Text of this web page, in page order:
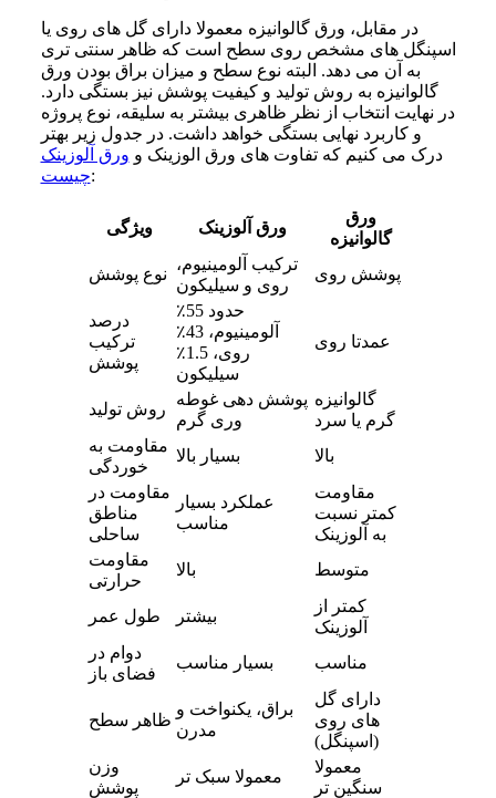
در مقابل، ورق گالوانیزه معمولا دارای گل های روی یا
اسپنگل های مشخص روی سطح است که ظاهر سنتی تری
به آن می دهد. البته نوع سطح و میزان براق بودن ورق
گالوانیزه به روش تولید و کیفیت پوشش نیز بستگی دارد.
در نهایت انتخاب از نظر ظاهری بیشتر به سلیقه، نوع پروژه
و کاربرد نهایی بستگی خواهد داشت. در جدول زیر بهتر
درک می کنیم که تفاوت های ورق الوزینک و ورق آلوزینک
چیست:
ویژگی ورق آلوزینک
ورق
گالوانیزه
نوع پوشش
ترکیب آلومینیوم،
روی و سیلیکون
پوشش روی
درصد
ترکیب
پوشش
حدود 55٪
آلومینیوم، 43٪
روی، 1.5٪
سیلیکون
عمدتا روی
روش تولید
پوشش دهی غوطه
وری گرم
گالوانیزه
گرم یا سرد
مقاومت به
خوردگی
بسیار بالا
بالا
مقاومت در
مناطق
ساحلی
عملکرد بسیار
مناسب
مقاومت
کمتر نسبت
به آلوزینک
مقاومت
حرارتی
بالا متوسط
طول عمر بیشتر
کمتر از
آلوزینک
دوام در
فضای باز
بسیار مناسب مناسب
ظاهر سطح
براق، یکنواخت و
مدرن
دارای گل
های روی
(اسپنگل)
وزن
پوشش
معمولا سبک تر
معمولا
سنگین تر